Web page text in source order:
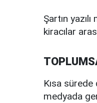
Şartın
kiracılar
Kısa
medyada